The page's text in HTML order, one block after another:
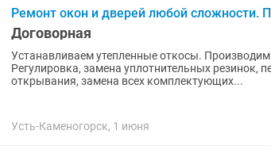
Ремонт окон и дверей любой сложности.
Договорная
Устанавливаем утепленные откосы.
Регулировка, замена уплотнительных резинок,
открывания, замена всех комплектующих...
Усть-Каменогорск, 1 июня